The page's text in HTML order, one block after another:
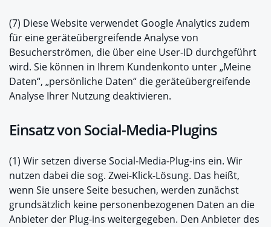
(7) Diese Website verwendet Google Analytics zudem
für eine geräteübergreifende Analyse von
Besucherströmen, die über eine User-ID durchgeführt
wird. Sie können in Ihrem Kundenkonto unter „Meine
Daten“, „persönliche Daten“ die geräteübergreifende
Analyse Ihrer Nutzung deaktivieren.
Einsatz von Social-Media-Plugins
(1) Wir setzen diverse Social-Media-Plug-ins ein. Wir
nutzen dabei die sog. Zwei-Klick-Lösung. Das heißt,
wenn Sie unsere Seite besuchen, werden zunächst
grundsätzlich keine personenbezogenen Daten an die
Anbieter der Plug-ins weitergegeben. Den Anbieter des